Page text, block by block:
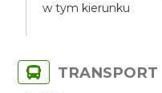
w tym kierunku
TRANSPORT